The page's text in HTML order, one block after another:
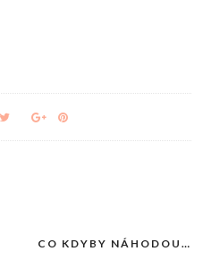
CO KDYBY NÁHODOU…